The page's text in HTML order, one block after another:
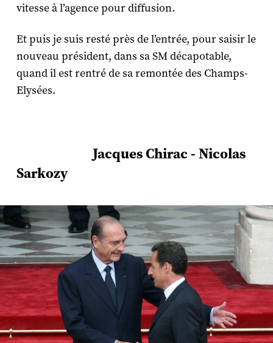
vitesse à l’agence pour diffusion.
Et puis je suis resté près de l’entrée, pour saisir le
nouveau président, dans sa SM décapotable,
quand il est rentré de sa remontée des Champs-
Elysées.
Jacques Chirac - Nicolas
Sarkozy